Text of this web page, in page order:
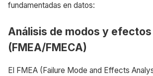
fundamentadas en datos:
Análisis de modos y
(FMEA/FMECA)
El FMEA (Failure Mode and Effects